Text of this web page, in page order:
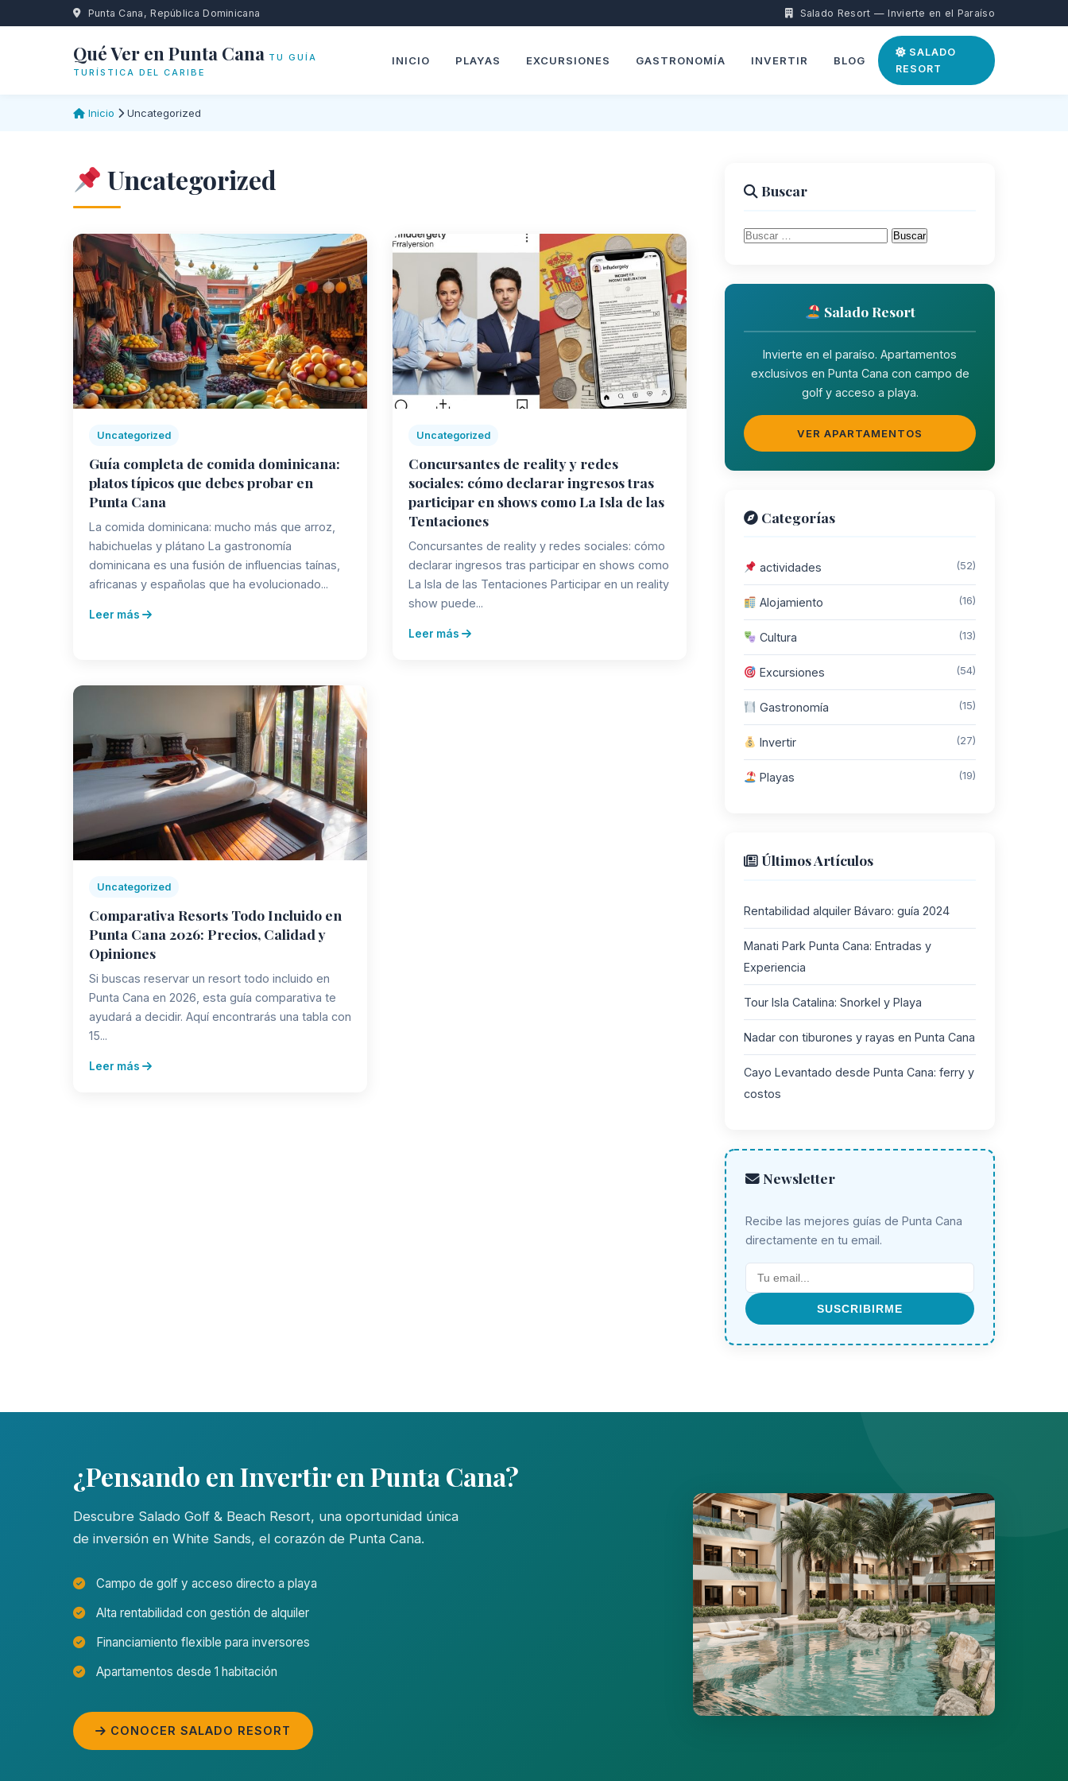
Punta Cana, República Dominicana Salado Resort — Invierte en el Paraíso
Qué Ver en Punta Cana TU GUÍA
TURÍSTICA DEL CARIBE
INICIO PLAYAS EXCURSIONES GASTRONOMÍA INVERTIR BLOG
SALADO
RESORT
Inicio Uncategorized
Uncategorized
Uncategorized
Guía completa de comida dominicana:
platos típicos que debes probar en
Punta Cana
La comida dominicana: mucho más que arroz,
habichuelas y plátano La gastronomía
dominicana es una fusión de influencias taínas,
africanas y españolas que ha evolucionado...
Leer más
Uncategorized
Concursantes de reality y redes
sociales: cómo declarar ingresos tras
participar en shows como La Isla de las
Tentaciones
Concursantes de reality y redes sociales: cómo
declarar ingresos tras participar en shows como
La Isla de las Tentaciones Participar en un reality
show puede...
Leer más
Uncategorized
Comparativa Resorts Todo Incluido en
Punta Cana 2026: Precios, Calidad y
Opiniones
Si buscas reservar un resort todo incluido en
Punta Cana en 2026, esta guía comparativa te
ayudará a decidir. Aquí encontrarás una tabla con
15...
Leer más
Buscar
Buscar:
Salado Resort
Invierte en el paraíso. Apartamentos
exclusivos en Punta Cana con campo de
golf y acceso a playa.
VER APARTAMENTOS
Categorías
actividades (52)
Alojamiento (16)
Cultura (13)
Excursiones (54)
Gastronomía (15)
Invertir (27)
Playas (19)
Últimos Artículos
Rentabilidad alquiler Bávaro: guía 2024
Manati Park Punta Cana: Entradas y
Experiencia
Tour Isla Catalina: Snorkel y Playa
Nadar con tiburones y rayas en Punta Cana
Cayo Levantado desde Punta Cana: ferry y
costos
Newsletter
Recibe las mejores guías de Punta Cana
directamente en tu email.
SUSCRIBIRME
¿Pensando en Invertir en Punta Cana?
Descubre Salado Golf & Beach Resort, una oportunidad única
de inversión en White Sands, el corazón de Punta Cana.
Campo de golf y acceso directo a playa
Alta rentabilidad con gestión de alquiler
Financiamiento flexible para inversores
Apartamentos desde 1 habitación
CONOCER SALADO RESORT